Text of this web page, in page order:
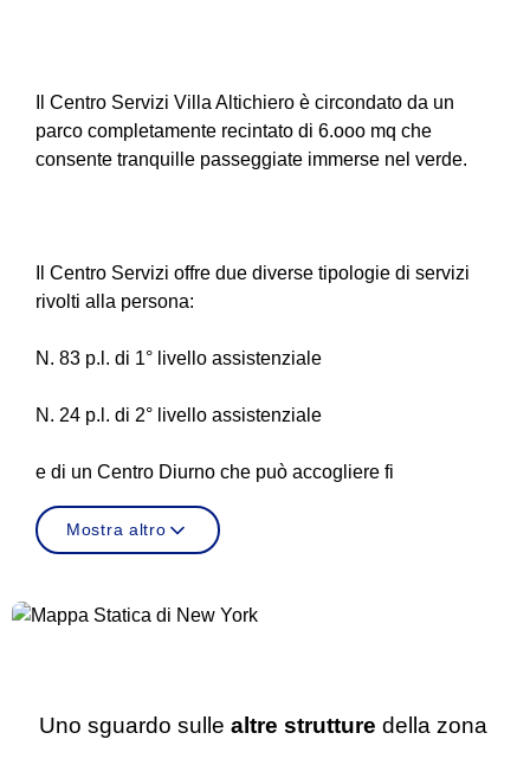
Il Centro Servizi Villa Altichiero è circondato da un
parco completamente recintato di 6.ooo mq che
consente tranquille passeggiate immerse nel verde.
Il Centro Servizi offre due diverse tipologie di servizi
rivolti alla persona:
N. 83 p.l. di 1° livello assistenziale
N. 24 p.l. di 2° livello assistenziale
e di un Centro Diurno che può accogliere fi
Mostra altro
Uno sguardo sulle altre strutture della zona